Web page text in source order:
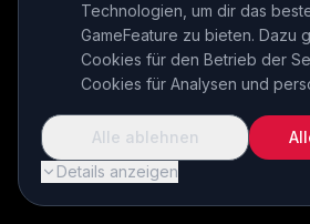
INSERT COIN TO
Technologien, um dir das
GameFeature zu bieten. Dazu
Cookies für den Betrieb der
Cookies für Analysen und
Details anzeigen
Alle ablehnen